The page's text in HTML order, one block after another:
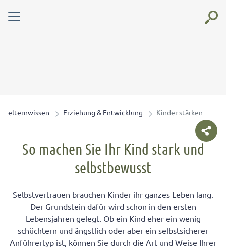
elternwissen Erziehung & Entwicklung Kinder stärken
So machen Sie Ihr Kind stark und
selbstbewusst
Selbstvertrauen brauchen Kinder ihr ganzes Leben lang.
Der Grundstein dafür wird schon in den ersten
Lebensjahren gelegt. Ob ein Kind eher ein wenig
schüchtern und ängstlich oder aber ein selbstsicherer
Anführertyp ist, können Sie durch die Art und Weise Ihrer